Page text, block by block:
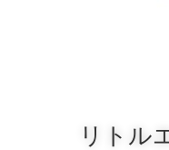
リトル